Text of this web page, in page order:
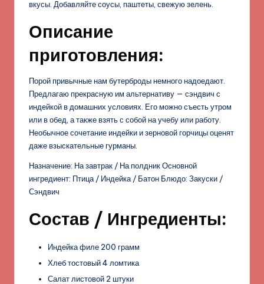
вкусы. Добавляйте соусы, паштеты, свежую зелень.
Описание
приготовления:
Порой привычные нам бутерброды немного надоедают.
Предлагаю прекрасную им альтернативу — сэндвич с
индейкой в домашних условиях. Его можно съесть утром
или в обед, а также взять с собой на учебу или работу.
Необычное сочетание индейки и зерновой горчицы оценят
даже взыскательные гурманы.
Назначение: На завтрак / На полдник Основной
ингредиент: Птица / Индейка / Батон Блюдо: Закуски /
Сэндвич
Состав / Ингредиенты:
Индейка филе 200 грамм
Хлеб тостовый 4 ломтика
Салат листовой 2 штуки